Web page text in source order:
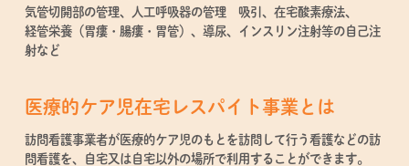
気管切開部の管理、人工呼吸器の管理 吸引、在宅酸素療法、
経管栄養（胃瘻・腸瘻・胃管）、導尿、インスリン注射等の自己注
射など
医療的ケア児在宅レスパイト事業とは
訪問看護事業者が医療的ケア児のもとを訪問して行う看護などの訪
問看護を、自宅又は自宅以外の場所で利用することができます。